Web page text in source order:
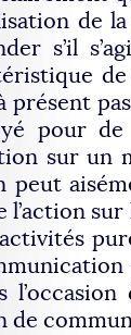
de
s’il
de
présent
pour
sur un
peut
l’action sur
de